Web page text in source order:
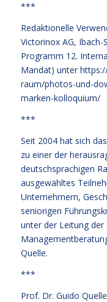
***
Redaktionelle
Victorinox AG,
Programm 12.
Mandat) unter
raum/photos-und-
marken-kolloquium/
***
Seit 2004 hat sich
zu einer der
deutschsprachigen
ausgewähltes
Unternehmern,
seniorigen
unter der Leitung
Quelle.
***
Prof. Dr. Guido